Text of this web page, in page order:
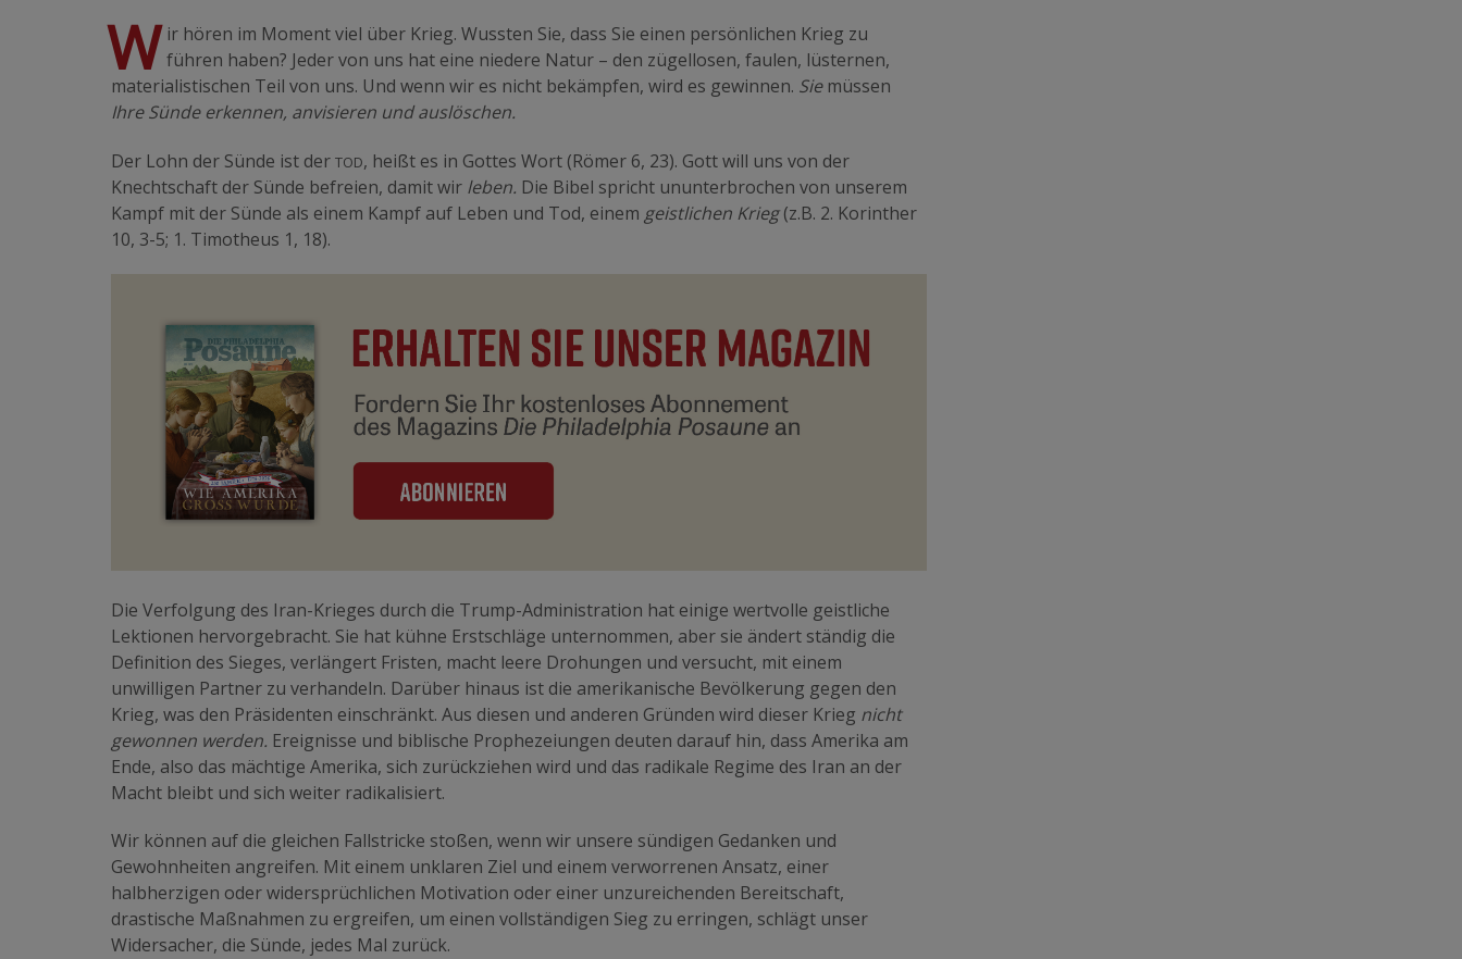
W ir hören im Moment viel über Krieg. Wussten Sie, dass Sie einen persönlichen Krieg zu
führen haben? Jeder von uns hat eine niedere Natur – den zügellosen, faulen, lüsternen,
materialistischen Teil von uns. Und wenn wir es nicht bekämpfen, wird es gewinnen. Sie müssen
Ihre Sünde erkennen, anvisieren und auslöschen.
Der Lohn der Sünde ist derTod, heißt es in Gottes Wort (Römer 6, 23). Gott will uns von der
Knechtschaft der Sünde befreien, damit wir leben. Die Bibel spricht ununterbrochen von unserem
Kampf mit der Sünde als einem Kampf auf Leben und Tod, einem geistlichen Krieg(z.B. 2. Korinther
10, 3-5; 1. Timotheus 1, 18).
Die Verfolgung des Iran-Krieges durch die Trump-Administration hat einige wertvolle geistliche
Lektionen hervorgebracht. Sie hat kühne Erstschläge unternommen, aber sie ändert ständig die
Definition des Sieges, verlängert Fristen, macht leere Drohungen und versucht, mit einem
unwilligen Partner zu verhandeln. Darüber hinaus ist die amerikanische Bevölkerung gegen den
Krieg, was den Präsidenten einschränkt. Aus diesen und anderen Gründen wird dieser Krieg nicht
gewonnen werden. Ereignisse und biblische Prophezeiungen deuten darauf hin, dass Amerika am
Ende, also das mächtige Amerika, sich zurückziehen wird und das radikale Regime des Iran an der
Macht bleibt und sich weiter radikalisiert.
Wir können auf die gleichen Fallstricke stoßen, wenn wir unsere sündigen Gedanken und
Gewohnheiten angreifen. Mit einem unklaren Ziel und einem verworrenen Ansatz, einer
halbherzigen oder widersprüchlichen Motivation oder einer unzureichenden Bereitschaft,
drastische Maßnahmen zu ergreifen, um einen vollständigen Sieg zu erringen, schlägt unser
Widersacher, die Sünde, jedes Mal zurück.